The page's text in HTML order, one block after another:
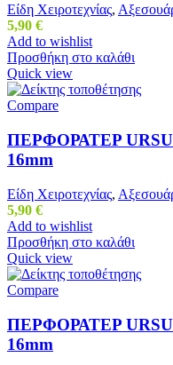
Είδη Χειροτεχνίας,
5,90 €
Add to wishlist
Προσθήκη στο καλάθι
Quick view
Compare
ΠΕΡΦΟΡΑΤΕΡ
16mm
Είδη Χειροτεχνίας,
5,90 €
Add to wishlist
Προσθήκη στο καλάθι
Quick view
Compare
ΠΕΡΦΟΡΑΤΕΡ
16mm